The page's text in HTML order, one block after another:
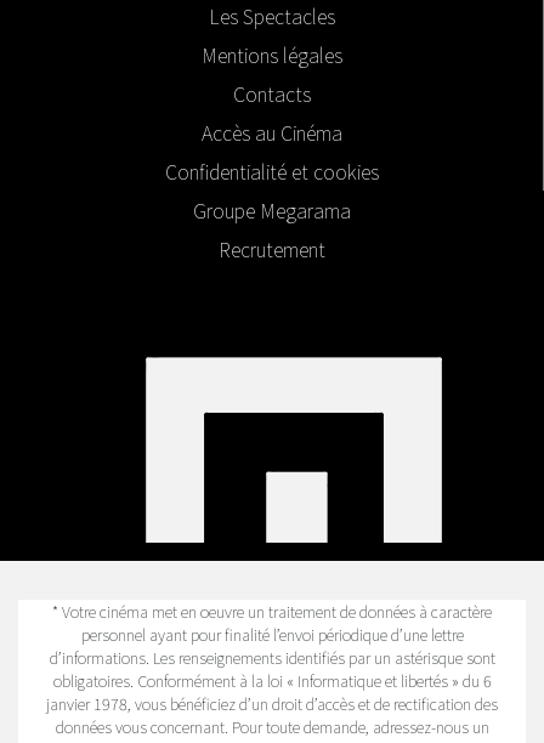
Les Spectacles
Mentions légales
Contacts
Accès au Cinéma
Confidentialité et cookies
Groupe Megarama
Recrutement
* Votre cinéma met en oeuvre un traitement de données à caractère
personnel ayant pour finalité l’envoi périodique d’une lettre
d’informations. Les renseignements identifiés par un astérisque sont
obligatoires. Conformément à la loi « Informatique et libertés » du 6
janvier 1978, vous bénéficiez d’un droit d’accès et de rectification des
données vous concernant. Pour toute demande, adressez-nous un